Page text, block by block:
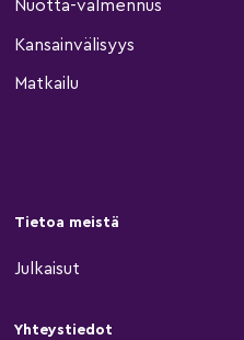
Nuotta-valmennus
Kansainvälisyys
Matkailu
Tietoa meistä
Julkaisut
Yhteystiedot